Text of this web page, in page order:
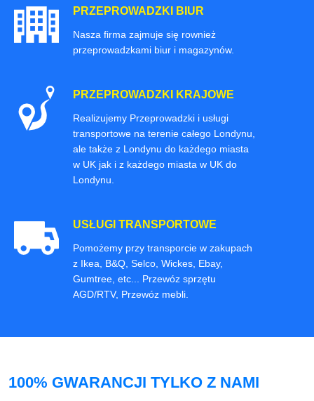
PRZEPROWADZKI BIUR
Nasza firma zajmuje się rownież
przeprowadzkami biur i magazynów.
PRZEPROWADZKI KRAJOWE
Realizujemy Przeprowadzki i usługi
transportowe na terenie całego Londynu,
ale także z Londynu do każdego miasta
w UK jak i z każdego miasta w UK do
Londynu.
USŁUGI TRANSPORTOWE
Pomożemy przy transporcie w zakupach
z Ikea, B&Q, Selco, Wickes, Ebay,
Gumtree, etc... Przewóz sprzętu
AGD/RTV, Przewóz mebli.
100% GWARANCJI TYLKO Z NAMI